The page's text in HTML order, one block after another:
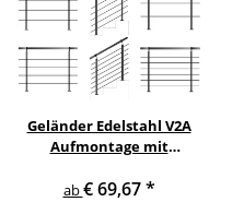
Geländer Edelstahl V2A
Aufmontage mit
Querstreben
ab€ 69,67*